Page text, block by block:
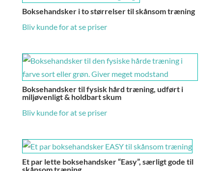
Boksehandsker i to størrelser til skånsom træning
Bliv kunde for at se priser
Boksehandsker til fysisk hård træning, udført i
miljøvenligt & holdbart skum
Bliv kunde for at se priser
Et par lette boksehandsker “Easy”, særligt gode til